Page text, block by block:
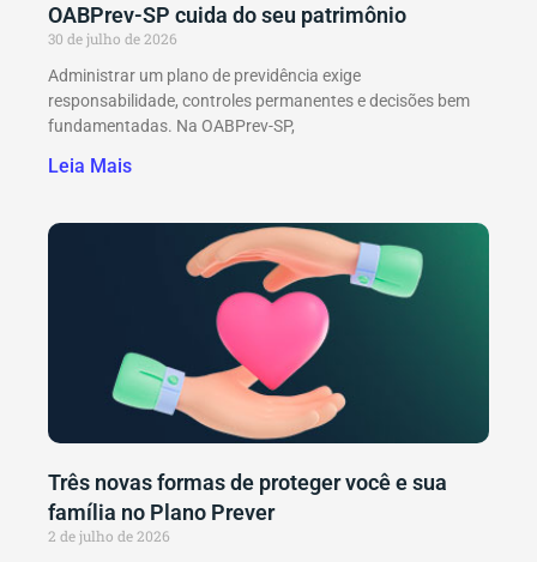
OABPrev-SP cuida do seu patrimônio
30 de julho de 2026
Administrar um plano de previdência exige
responsabilidade, controles permanentes e decisões bem
fundamentadas. Na OABPrev-SP,
Leia Mais
Três novas formas de proteger você e sua
família no Plano Prever
2 de julho de 2026